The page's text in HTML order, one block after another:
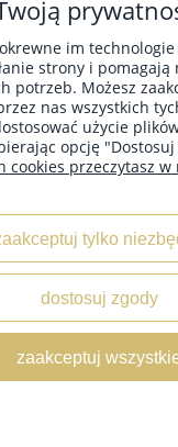
MOJE KONTO
O NAS
/NIP:5222833654 /
mail:
im
strony i pomagają
potrzeb. Możesz
nas wszystkich
użycie
opcję "Dostosuj
cookies przeczytasz w
tylko
dostosuj zgody
zaakceptuj